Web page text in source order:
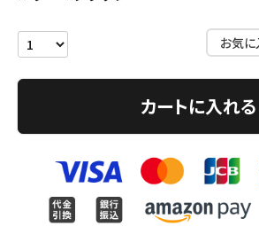
ようこそ ゲスト 様
meeting_room ログイン person 会員登録
お気に
カートに入れる